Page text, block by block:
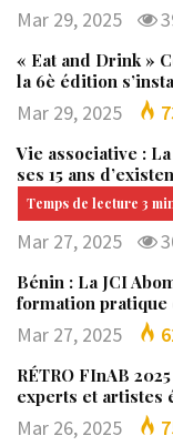
Mar 29, 2025
« Eat and Drink »
la 6è édition
Mar 29, 2025
Vie associative :
ses 15 ans
Mar 27, 2025
Bénin : La JCI
formation
Mar 27, 2025
RÉTRO FInAB
experts et artistes
Mar 26, 2025